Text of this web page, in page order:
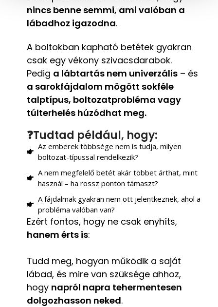
nincs benne semmi, ami valóban a
lábadhoz igazodna.
A boltokban kapható betétek gyakran
csak egy vékony szivacsdarabok.
Pedig a lábtartás nem univerzális – és
a sarokfájdalom mögött sokféle
talptípus, boltozatprobléma vagy
túlterhelés húzódhat meg.
❓Tudtad például, hogy:
Az emberek többsége nem is tudja, milyen
boltozat-típussal rendelkezik?
A nem megfelelő betét akár többet árthat, mint
használ – ha rossz ponton támaszt?
A fájdalmak gyakran nem ott jelentkeznek, ahol a
probléma valóban van?
Ezért fontos, hogy ne csak enyhíts,
hanem érts is:
Tudd meg, hogyan működik a saját
lábad, és mire van szüksége ahhoz,
hogy napról napra tehermentesen
dolgozhasson neked.